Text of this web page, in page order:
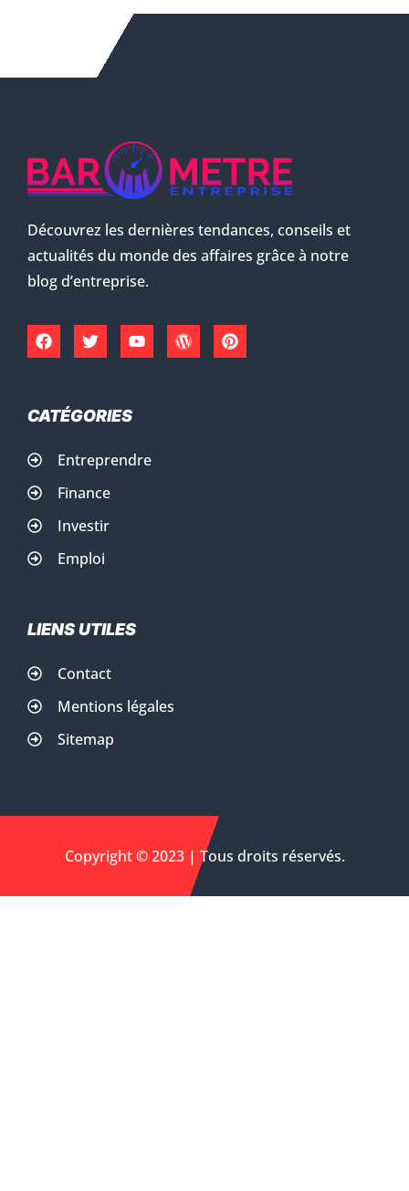
Découvrez les dernières tendances, conseils et
actualités du monde des affaires grâce à notre
blog d’entreprise.
CATÉGORIES
Entreprendre
Finance
Investir
Emploi
LIENS UTILES
Contact
Mentions légales
Sitemap
Copyright © 2023 | Tous droits réservés.